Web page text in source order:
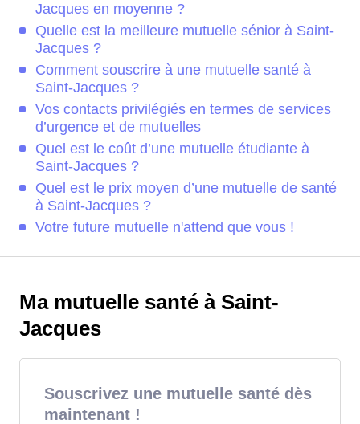
Jacques en moyenne ?
Quelle est la meilleure mutuelle sénior à Saint-
Jacques ?
Comment souscrire à une mutuelle santé à
Saint-Jacques ?
Vos contacts privilégiés en termes de services
d’urgence et de mutuelles
Quel est le coût d’une mutuelle étudiante à
Saint-Jacques ?
Quel est le prix moyen d’une mutuelle de santé
à Saint-Jacques ?
Votre future mutuelle n'attend que vous !
Ma mutuelle santé à Saint-
Jacques
Souscrivez une mutuelle santé dès
maintenant !